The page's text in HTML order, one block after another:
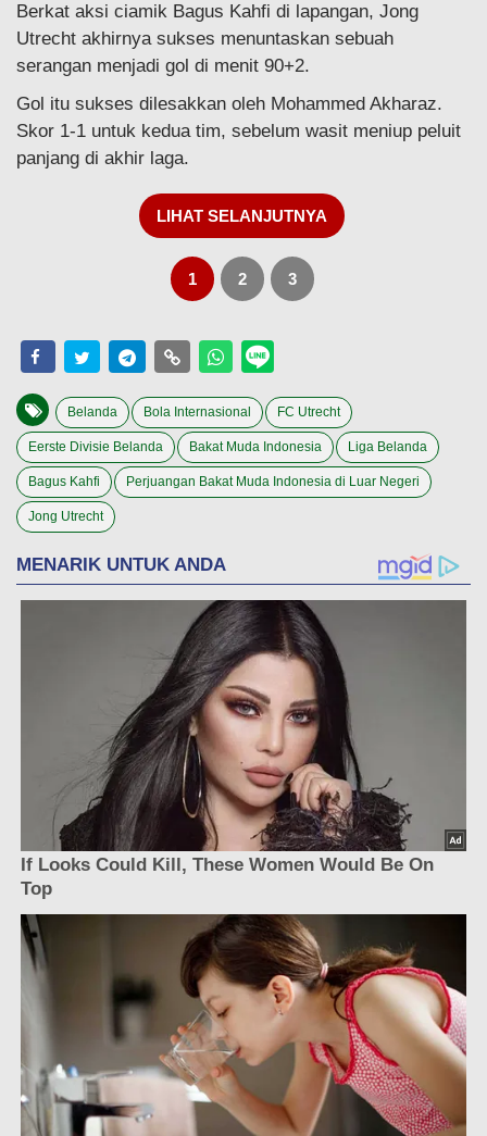
Berkat aksi ciamik Bagus Kahfi di lapangan, Jong
Utrecht akhirnya sukses menuntaskan sebuah
serangan menjadi gol di menit 90+2.
Gol itu sukses dilesakkan oleh Mohammed Akharaz.
Skor 1-1 untuk kedua tim, sebelum wasit meniup peluit
panjang di akhir laga.
LIHAT SELANJUTNYA
1 2 3
Belanda Bola Internasional FC Utrecht
Eerste Divisie Belanda Bakat Muda Indonesia Liga Belanda
Bagus Kahfi Perjuangan Bakat Muda Indonesia di Luar Negeri
Jong Utrecht